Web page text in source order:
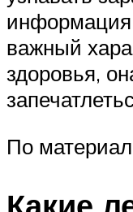
информация
важный
здоровья,
По